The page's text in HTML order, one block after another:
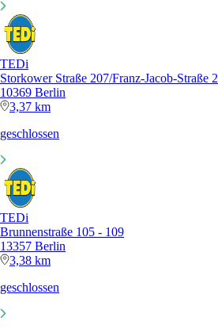
TEDi
Storkower Straße 207/Franz-Jacob-Straße 2
10369 Berlin
3,37 km
geschlossen
TEDi
Brunnenstraße 105 - 109
13357 Berlin
3,38 km
geschlossen